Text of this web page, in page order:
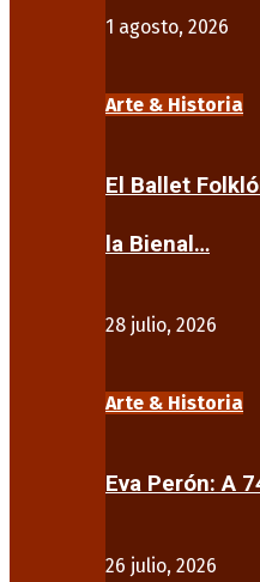
1 agosto, 2026
Arte & Historia
El Ballet
la Bienal…
28 julio, 2026
Arte & Historia
Eva Perón: A
26 julio, 2026